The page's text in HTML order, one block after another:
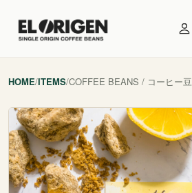
HOME/ITEMS/COFFEE BEANS / コーヒー豆